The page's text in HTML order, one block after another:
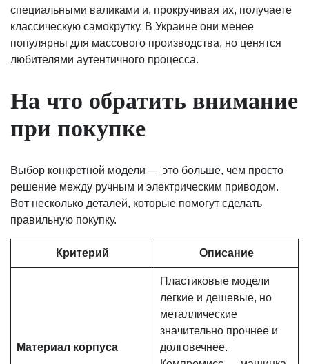
специальными валиками и, прокручивая их, получаете
классическую самокрутку. В Украине они менее
популярны для массового производства, но ценятся
любителями аутентичного процесса.
На что обратить внимание
при покупке
Выбор конкретной модели — это больше, чем просто
решение между ручным и электрическим приводом.
Вот несколько деталей, которые помогут сделать
правильную покупку.
Критерий Описание
Материал корпуса
Пластиковые модели
легкие и дешевые, но
металлические
значительно прочнее и
долговечнее.